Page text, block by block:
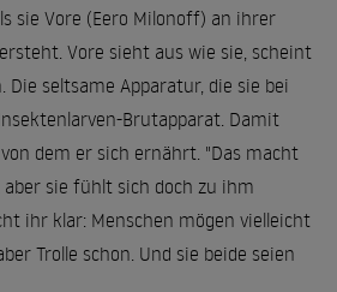
sie Vore (Eero Milonoff) an ihrer
Vore sieht aus wie sie, scheint
Die seltsame Apparatur, die sie bei
Brutapparat. Damit
dem er sich ernährt. "Das macht
sie fühlt sich doch zu ihm
ihr klar: Menschen mögen vielleicht
Trolle schon. Und sie beide seien